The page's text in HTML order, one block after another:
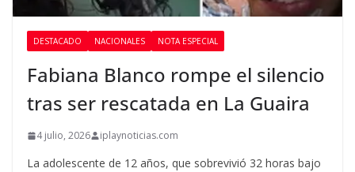
DESTACADO NACIONALES NOTA ESPECIAL
Fabiana Blanco rompe el silencio
tras ser rescatada en La Guaira
4 julio, 2026 iplaynoticias.com
La adolescente de 12 años, que sobrevivió 32 horas bajo